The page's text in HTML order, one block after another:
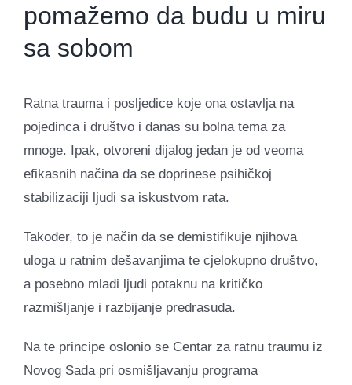
pomažemo da budu u miru
sa sobom
Ratna trauma i posljedice koje ona ostavlja na
pojedinca i društvo i danas su bolna tema za
mnoge. Ipak, otvoreni dijalog jedan je od veoma
efikasnih načina da se doprinese psihičkoj
stabilizaciji ljudi sa iskustvom rata.
Također, to je način da se demistifikuje njihova
uloga u ratnim dešavanjima te cjelokupno društvo,
a posebno mladi ljudi potaknu na kritičko
razmišljanje i razbijanje predrasuda.
Na te principe oslonio se Centar za ratnu traumu iz
Novog Sada pri osmišljavanju programa